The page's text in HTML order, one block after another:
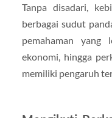
Tanpa disadari,
berbagai sudut
pemahaman yang
ekonomi, hingga
memiliki pengaruh